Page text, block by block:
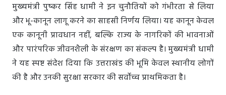
मुख्यमंत्री पुष्कर सिंह धामी ने इन चुनौतियों को गंभीरता से लिया
और भू-कानून लागू करने का साहसी निर्णय लिया। यह कानून केवल
एक कानूनी प्रावधान नहीं, बल्कि राज्य के नागरिकों की भावनाओं
और पारंपरिक जीवनशैली के संरक्षण का संकल्प है। मुख्यमंत्री धामी
ने यह स्पष्ट संदेश दिया कि उत्तराखंड की भूमि केवल स्थानीय लोगों
की है और उनकी सुरक्षा सरकार की सर्वोच्च प्राथमिकता है।